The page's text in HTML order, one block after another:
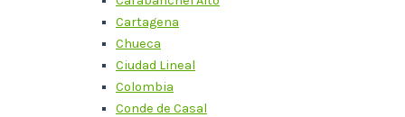
Cartagena
Chueca
Ciudad Lineal
Colombia
Conde de Casal